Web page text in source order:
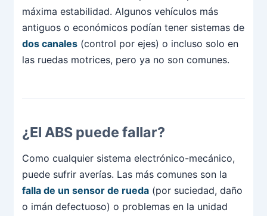
máxima estabilidad. Algunos vehículos más
antiguos o económicos podían tener sistemas de
dos canales (control por ejes) o incluso solo en
las ruedas motrices, pero ya no son comunes.
¿El ABS puede fallar?
Como cualquier sistema electrónico-mecánico,
puede sufrir averías. Las más comunes son la
falla de un sensor de rueda (por suciedad, daño
o imán defectuoso) o problemas en la unidad